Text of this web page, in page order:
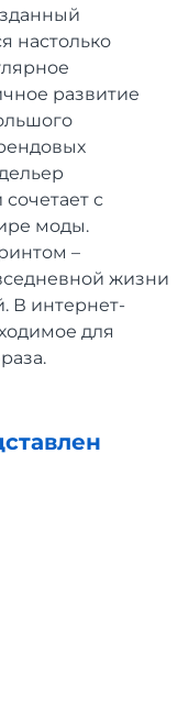
настолько
развитие
с
моды.
–
жизни
В интернет-
для